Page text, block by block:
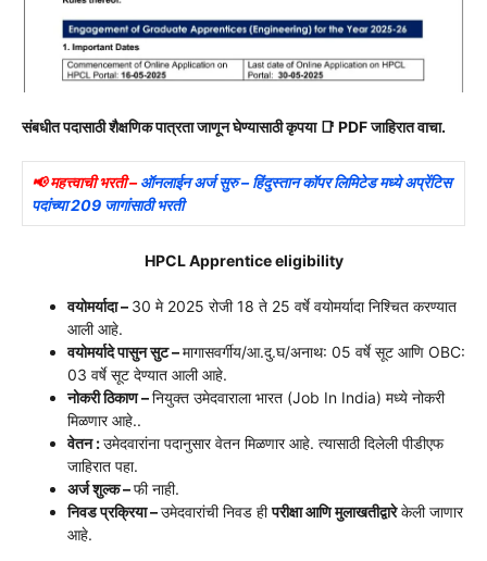
संबधीत पदासाठी शैक्षणिक पात्रता जाणून घेण्यासाठी कृपया 📑 PDF जाहिरात वाचा.
📢 महत्त्वाची भरती –ऑनलाईन अर्ज सुरु – हिंदुस्तान कॉपर लिमिटेड मध्ये अप्रेंटिस
पदांच्या 209 जागांसाठी भरती
HPCL Apprentice eligibility
वयोमर्यादा – 30 मे 2025 रोजी 18 ते 25 वर्षेवयोमर्यादा निश्चित करण्यात
आली आहे.
वयोमर्यादे पासुन सुट –मागासवर्गीय/आ.दु.घ/अनाथ: 05 वर्षे सूट आणि OBC:
03 वर्षे सूट देण्यात आली आहे.
नोकरी ठिकाण –नियुक्त उमेदवाराला भारत (Job In India) मध्ये नोकरी
मिळणार आहे..
वेतन :उमेदवारांना पदानुसार वेतन मिळणार आहे. त्यासाठी दिलेली पीडीएफ
जाहिरात पहा.
अर्ज शुल्क –फी नाही.
निवड प्रक्रिया –उमेदवारांची निवड हीपरीक्षा आणि मुलाखतीद्वारे केली जाणार
आहे.